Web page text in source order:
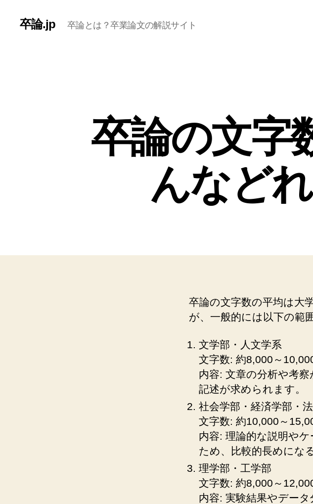
卒論.jp 卒論とは？卒業論文の解説サイト
卒論の文字
んなど
卒論の文字数の平均は大
が、一般的には以下の範
文学部・人文学系
文字数: 約8,000～
内容: 文章の分析や考
記述が求められます。
社会学部・経済学部・
文字数: 約10,000～
内容: 理論的な説明や
ため、比較的長めにな
理学部・工学部
文字数: 約8,000～
内容: 実験結果やデー